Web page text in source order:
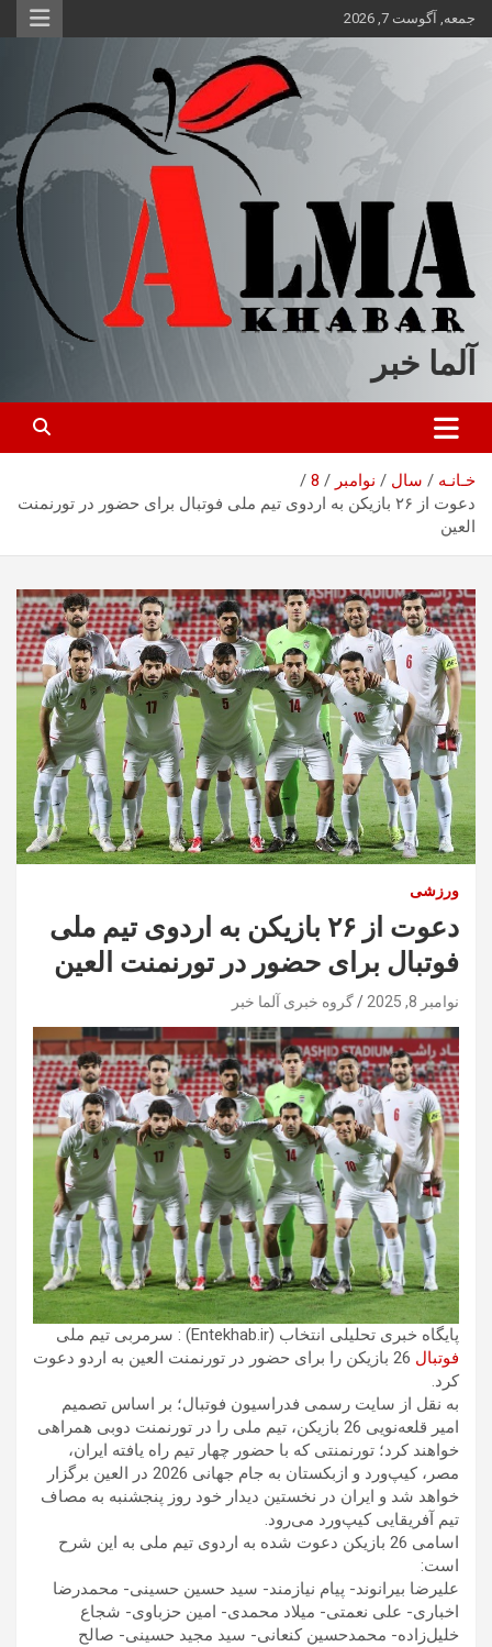
محتوا
جمعه, آگوست 7, 2026
آلما خبر
خـانـه سال نوامبر
8
دعوت از ۲۶ بازیکن به اردوی تیم ملی فوتبال برای حضور در تورنمنت
العین
ورزشی
دعوت از ۲۶ بازیکن به اردوی تیم ملی
فوتبال برای حضور در تورنمنت العین
نوامبر 8, 2025 گروه خبری آلما خبر
پایگاه خبری تحلیلی انتخاب (Entekhab.ir) : سرمربی تیم ملی
فوتبال
26 بازیکن را برای حضور در تورنمنت العین به اردو دعوت
کرد.
به نقل از سایت رسمی فدراسیون فوتبال؛ بر اساس تصمیم
امیر قلعه‌نویی 26 بازیکن، تیم ملی را در تورنمنت دوبی همراهی
خواهند کرد؛ تورنمنتی که با حضور چهار تیم راه یافته ایران،
مصر، کیپ‌ورد و ازبکستان به جام جهانی 2026 در العین برگزار
خواهد شد و ایران در نخستین دیدار خود روز پنجشنبه به مصاف
تیم آفریقایی کیپ‌ورد می‌رود.
اسامی 26 بازیکن دعوت شده به اردوی تیم ملی به این شرح
است:
علیرضا بیرانوند- پیام نیازمند- سید حسین حسینی- محمدرضا
اخباری- علی نعمتی- میلاد محمدی- امین حزباوی- شجاع
خلیل‌زاده- محمدحسین کنعانی- سید مجید حسینی- صالح